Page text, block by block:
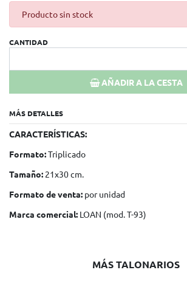
Producto sin stock
CANTIDAD
AÑADIR A LA CESTA
MÁS DETALLES
CARACTERÍSTICAS:
Formato:Triplicado
Tamaño: 21x30 cm.
Formato de venta: por unidad
Marca comercial: LOAN (mod. T-93)
MÁS TALONARIOS